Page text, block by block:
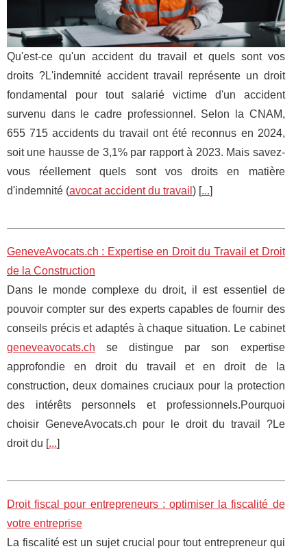
Qu'est-ce qu'un accident du travail et quels sont vos
droits ?L'indemnité accident travail représente un droit
fondamental pour tout salarié victime d'un accident
survenu dans le cadre professionnel. Selon la CNAM,
655 715 accidents du travail ont été reconnus en 2024,
soit une hausse de 3,1% par rapport à 2023. Mais savez-
vous réellement quels sont vos droits en matière
d'indemnité (avocat accident du travail ) [...]
GeneveAvocats.ch : Expertise en Droit du Travail et Droit
de la Construction
Dans le monde complexe du droit, il est essentiel de
pouvoir compter sur des experts capables de fournir des
conseils précis et adaptés à chaque situation. Le cabinet
geneveavocats.ch se distingue par son expertise
approfondie en droit du travail et en droit de la
construction, deux domaines cruciaux pour la protection
des intérêts personnels et professionnels.Pourquoi
choisir GeneveAvocats.ch pour le droit du travail ?Le
droit du [...]
Droit fiscal pour entrepreneurs : optimiser la fiscalité de
votre entreprise
La fiscalité est un sujet crucial pour tout entrepreneur qui